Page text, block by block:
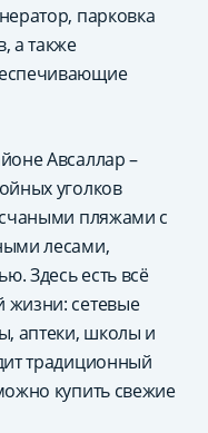
парковка
а также
Авсаллар –
уголков
пляжами с
лесами,
Здесь есть всё
жизни: сетевые
аптеки, школы и
традиционный
купить свежие